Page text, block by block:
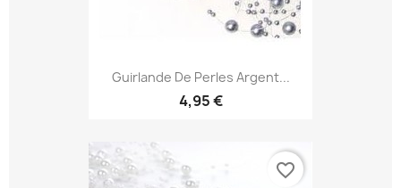
Guirlande De Perles Argent...
4,95 €
favorite_border